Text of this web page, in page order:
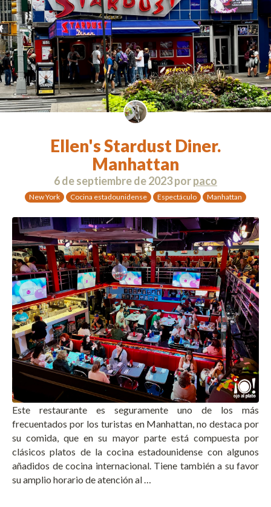
Ellen's Stardust Diner.
Manhattan
6 de septiembre de 2023porpaco
New York Cocina estadounidense Espectáculo Manhattan
Este restaurante es seguramente uno de los más
frecuentados por los turistas en Manhattan, no destaca por
su comida, que en su mayor parte está compuesta por
clásicos platos de la cocina estadounidense con algunos
añadidos de cocina internacional. Tiene también a su favor
su amplio horario de atención al …